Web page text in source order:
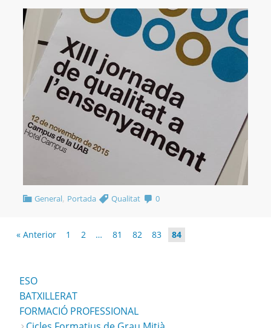
General, Portada Qualitat 0
« Anterior 1 2 … 81 82 83 84
ESO
BATXILLERAT
FORMACIÓ PROFESSIONAL